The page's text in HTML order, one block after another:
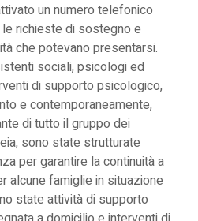
un numero telefonico
richieste di sostegno e
che potevano presentarsi.
sociali, psicologi ed
di supporto psicologico,
e contemporaneamente,
di tutto il gruppo dei
sono state strutturate
per garantire la continuità a
alcune famiglie in situazione
state attività di supporto